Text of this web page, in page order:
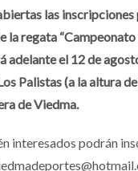
las
la regata
adelante el 12 de
Palistas (a la altura
de Viedma.
interesados podrán